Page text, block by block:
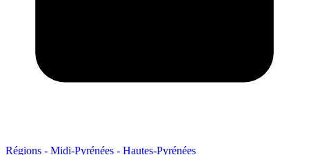
Régions - Midi-Pyrénées - Hautes-Pyrénées